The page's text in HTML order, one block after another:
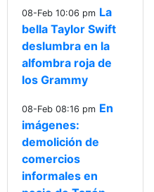
08-Feb 10:06 pm La
bella Taylor Swift
deslumbra en la
alfombra roja de
los Grammy
08-Feb 08:16 pm En
imágenes:
demolición de
comercios
informales en